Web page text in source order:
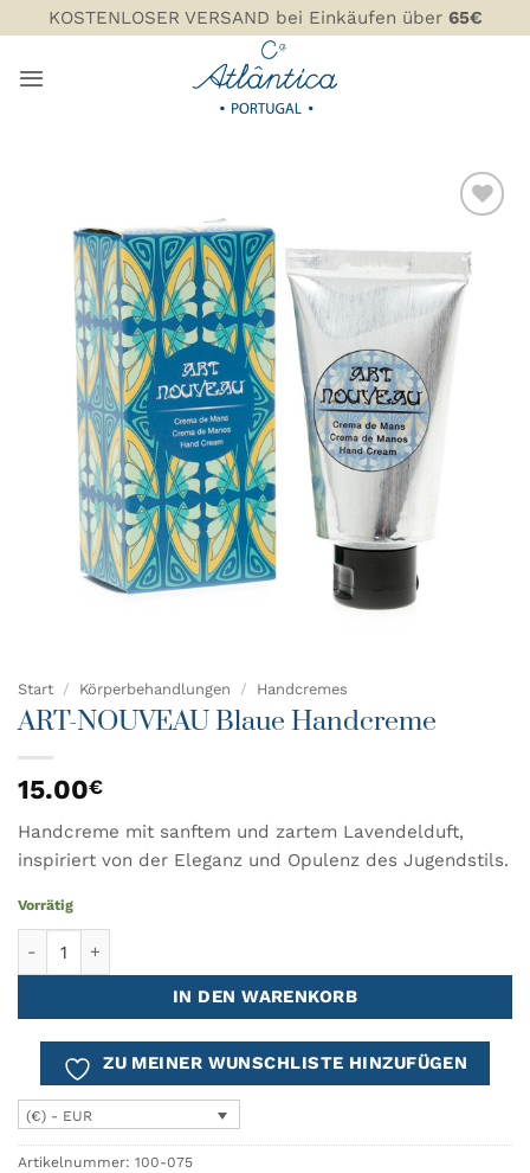
Inhalt
springen
KOSTENLOSER VERSAND bei Einkäufen über 65€
WUNSCHLISTE
HINZUFÜGEN
Start / Körperbehandlungen / Handcremes
ART-NOUVEAU Blaue Handcreme
15.00€
Handcreme mit sanftem und zartem Lavendelduft,
inspiriert von der Eleganz und Opulenz des Jugendstils.
Vorrätig
IN DEN WARENKORB
ZU MEINER WUNSCHLISTE HINZUFÜGEN
(€) - EUR
Artikelnummer: 100-075